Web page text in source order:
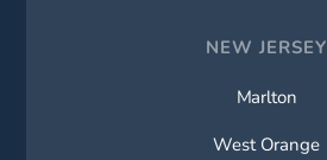
NEW JERSEY
Marlton
West Orange